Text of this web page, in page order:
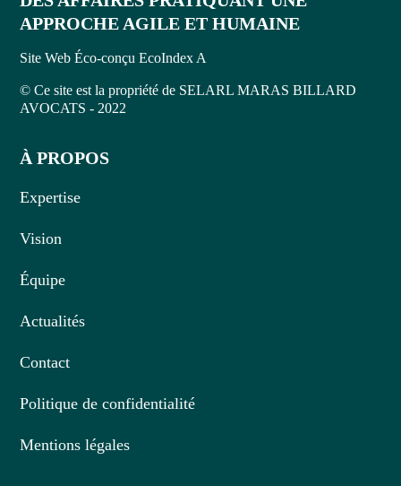
APPROCHE AGILE ET HUMAINE
Site Web Éco-conçu EcoIndex A
© Ce site est la propriété de SELARL MARAS BILLARD
AVOCATS - 2022
À PROPOS
Expertise
Vision
Équipe
Actualités
Contact
Politique de confidentialité
Mentions légales